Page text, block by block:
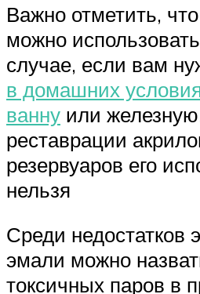
Важно отметить,
можно
случае, если вам
в домашних
ванну или
реставрации
резервуаров его
нельзя
Среди недостатков
эмали можно
токсичных паров в